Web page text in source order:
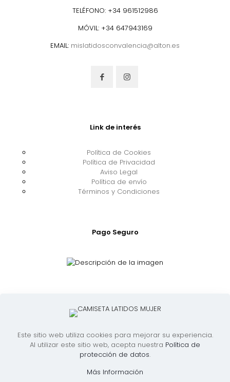
TELÉFONO: +34 961512986
MÓVIL: +34 647943169
EMAIL: mislatidosconvalencia@alton.es
Link de interés
Política de Cookies
Política de Privacidad
Aviso Legal
Política de envío
Términos y Condiciones
Pago Seguro
©
Este sitio web utiliza cookies para mejorar su experiencia.
Al utilizar este sitio web, acepta nuestra Política de
protección de datos.
Más Información